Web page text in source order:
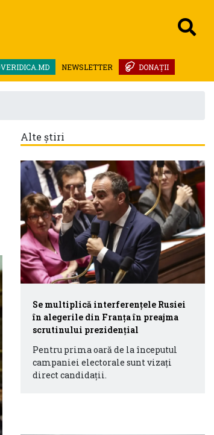
DONAȚII
NEWSLETTER
VERIDICA.MD
Alte știri
Se multiplică interferenţele Rusiei
în alegerile din Franţa în preajma
scrutinului prezidenţial
Pentru prima oară de la începutul
campaniei electorale sunt vizaţi
direct candidaţii.